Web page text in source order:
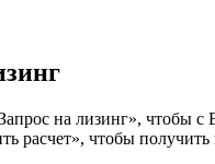
на лизинг», чтобы с
расчет», чтобы